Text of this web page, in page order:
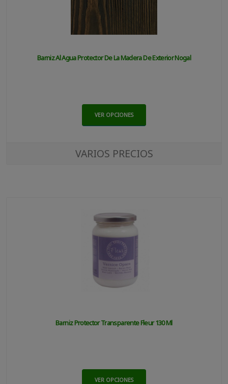
Barniz Al Agua Protector De La Madera De Exterior Nogal
VER OPCIONES
VARIOS PRECIOS
Barniz Protector Transparente Fleur 130 Ml
VER OPCIONES